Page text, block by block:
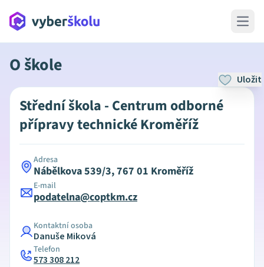
Open
O škole
Uložit
Střední škola - Centrum odborné
přípravy technické Kroměříž
Adresa
Nábělkova 539/3, 767 01 Kroměříž
E-mail
podatelna@coptkm.cz
Kontaktní osoba
Danuše Miková
Telefon
573 308 212